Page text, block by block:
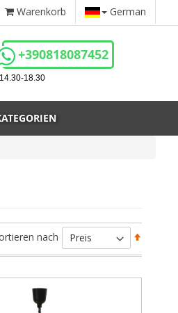
Warenkorb German
+390818087452
18.30
nach